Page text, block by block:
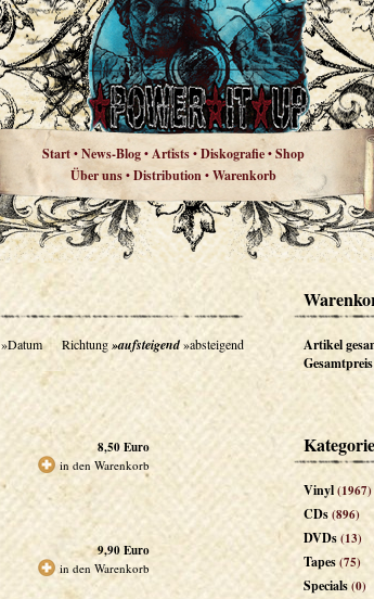
Start•News-Blog•Artists•Diskografie•Shop
Über uns•Distribution•Warenkorb
»Datum Richtung»aufsteigend»absteigend
8,50Euro
in den Warenkorb
9,90Euro
in den Warenkorb
Artikel
Gesamtpreis
Vinyl(1967)
CDs(896)
DVDs(13)
Tapes(75)
Specials(0)